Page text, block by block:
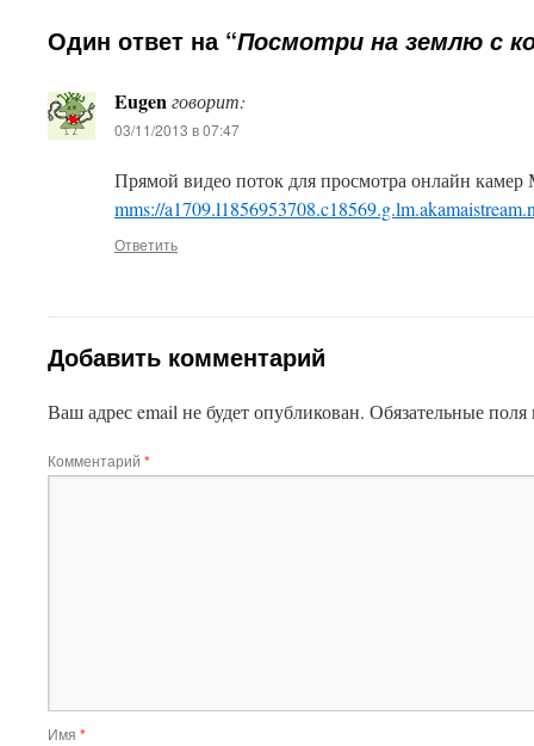
Один ответ на “Посмотри на землю с
Eugenговорит:
03/11/2013 в 07:47
Прямой видео поток для просмотра онлайн
mms://
Ответить
Добавить комментарий
Ваш адрес email не будет опубликован. Обязательные
Комментарий *
Имя *